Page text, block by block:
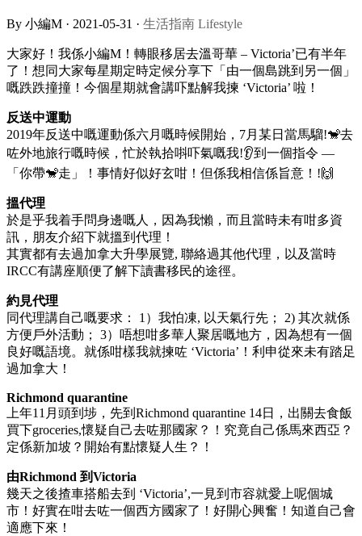
By 小編M · 2021-05-31 · 生活指南 Lifestyle
大家好！我係小編M！轉眼移居去溫哥華 – Victoria’已有半年
了！想同大家每星期定時定候分享下「由一個島跳到另一個」
嘅跌跌撞撞！今個星期就會講吓點解我揀 ‘Victoria’ 啦！
反送中運動
2019年反送中嘅運動係六月嘅時候開始，7月某日當馬騮!🐒去
咗外地旅行嘅時候，忙於執拾唞吓氣嘅我!👂到一個指令 —
「你帶🐒走」！事情好似好玄咁！但係我相信係旨意！!🙌
搵代理
於是乎我着手問身邊嘅人，因為我懶，而且當時未有咁多資
訊，朋友介紹下就搵到代理！
其實都有去過加拿大升學展覽, 聯絡過其他代理，以及當時
IRCC有講座順便了解下讀書移民的途徑。
約見代理
同代理講自己嘅要求： 1）我怕凍, 以天氣行先； 2) 其次就係
方便戶外活動； 3）唔想咁多華人聚居嘅地方，因為想有一個
良好嘅語境。就係咁樣我就揀咗 ‘Victoria’！利申從來未有踏足
過加拿大！
Richmond quarantine
上年11月頭到埗，先到Richmond quarantine 14日，出關去食飯
買下groceries,懷疑自己去咗那國家？！究竟自己係馬來西亞？
定係新加坡？開始有點懷疑人生？！
由Richmond 到Victoria
幾天之後揸車搭船去到 ‘Victoria’,一見到市容就愛上呢個城
市！好實在咁去咗一個西方國家了！好開心興奮！知道自己會
適應下來！